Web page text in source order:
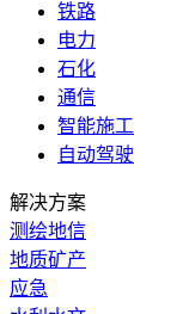
铁路
电力
石化
通信
智能施工
自动驾驶
解决方案
测绘地信
地质矿产
应急